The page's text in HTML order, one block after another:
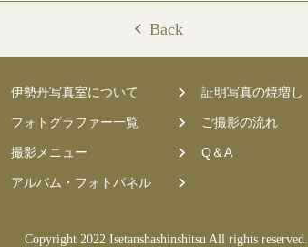
Back
伊勢丹写真室について 証明写真の焼増し
フォトグラファー一覧 ご撮影の流れ
撮影メニュー Q＆A
アルバム・フォトパネル
Copyright 2022 Isetanshashinshitsu All rights reserved.